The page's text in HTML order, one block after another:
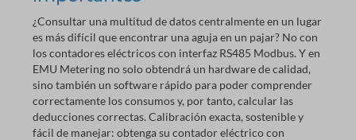
¿Consultar una multitud de datos centralmente en un lugar
es más difícil que encontrar una aguja en un pajar? No con
los contadores eléctricos con interfaz RS485 Modbus. Y en
EMU Metering no solo obtendrá un hardware de calidad,
sino también un software rápido para poder comprender
correctamente los consumos y, por tanto, calcular las
deducciones correctas. Calibración exacta, sostenible y
fácil de manejar: obtenga su contador eléctrico con